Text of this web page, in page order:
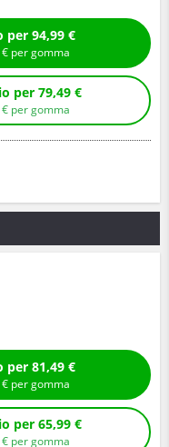
Compra con montaggio per 94,99 €
€ per gomma
Compra senza montaggio per 79,49 €
€ per gomma
Compra con montaggio per 81,49 €
€ per gomma
Compra senza montaggio per 65,99 €
€ per gomma